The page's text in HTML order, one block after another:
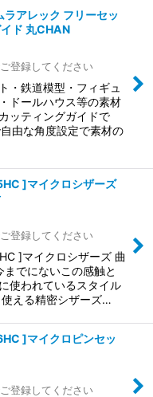
アレック フリーセッ
ド 丸CHAN
登録してください
・鉄道模型・フィギュ
ドールハウス等の素材
ッティングガイドで
由な角度設定で素材の
]マイクロシザーズ
登録してください
]マイクロシザーズ 曲
でにないこの感触と
使われているスタイル
える精密シザーズ…
]マイクロピンセッ
登録してください